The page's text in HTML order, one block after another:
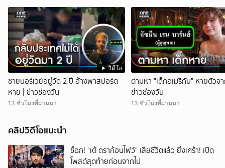
วิดีโอ
ชายนอร์เวย์อยู่วัด 2 ปี อ้างพาสปอร์ต
หาย | ข่าวช่องวัน
13 ชั่วโมงที่ผ่านมา
ตามหา "เด็กอเมริกัน" หายตัวจ
ข่าวช่องวัน
13 ชั่วโมงที่ผ่านมา
คลิปวิดีโอแนะนำ
ช็อก! "เต้ ดราก้อนไฟว์" เสียชีวิตแล้ว ยิ่งเศร้า! เปิด
โพสต์สุดท้ายก่อนจากไป